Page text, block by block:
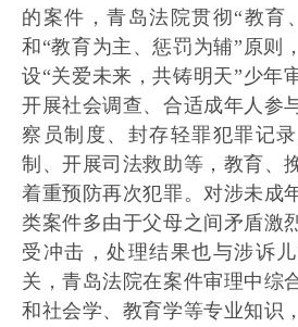
的案件，青岛法院贯彻“教育
和“教育为主、惩罚为辅”原则
设“关爱未来，共铸明天”少年
开展社会调查、合适成年人参
察员制度、封存轻罪犯罪记
制、开展司法救助等，教育、
着重预防再次犯罪。对涉未成
类案件多由于父母之间矛盾激
受冲击，处理结果也与涉诉
关，青岛法院在案件审理中综
和社会学、教育学等专业知识